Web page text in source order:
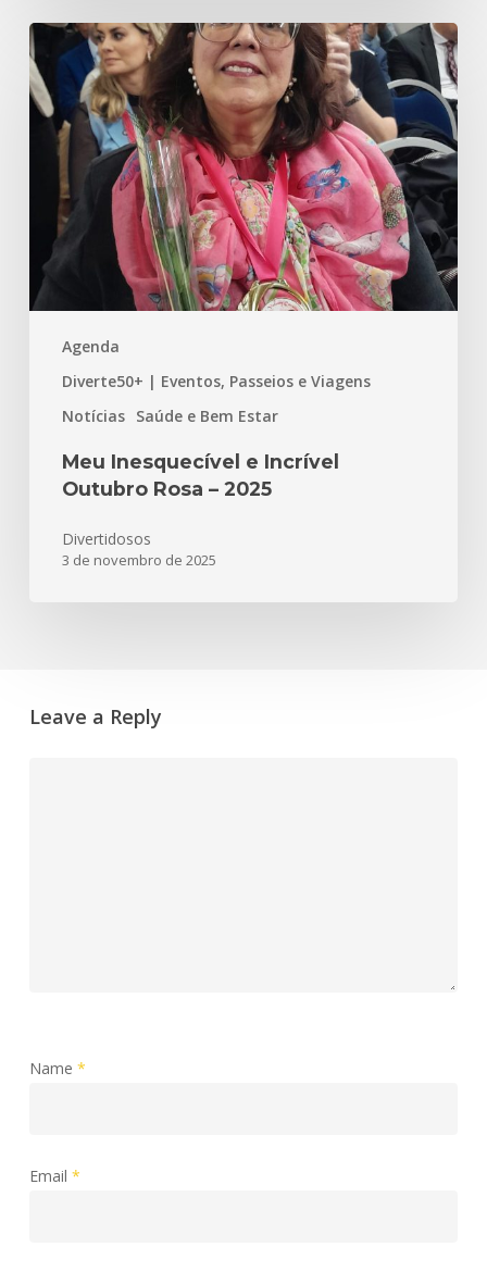
Agenda
Diverte50+ | Eventos, Passeios e Viagens
Notícias Saúde e Bem Estar
Meu
Inesquecível
e
Incrível
Outubro
2025
Meu Inesquecível e Incrível
Outubro Rosa – 2025
Divertidosos
3 de novembro de 2025
Leave a Reply
Name *
Email *